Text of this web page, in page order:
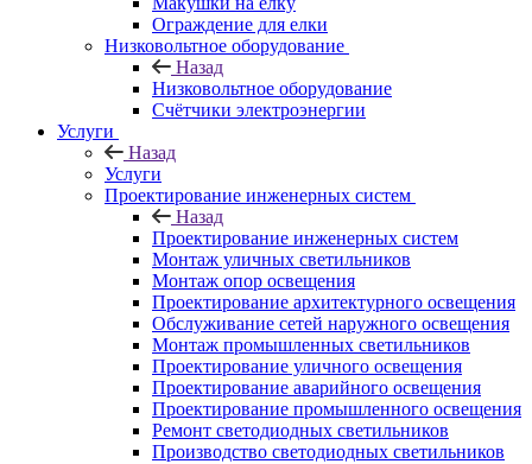
Ограждение для елки
Низковольтное оборудование
Назад
Низковольтное оборудование
Счётчики электроэнергии
Услуги
Назад
Услуги
Проектирование инженерных систем
Назад
Проектирование инженерных систем
Монтаж уличных светильников
Монтаж опор освещения
Проектирование архитектурного освещения
Обслуживание сетей наружного освещения
Монтаж промышленных светильников
Проектирование уличного освещения
Проектирование аварийного освещения
Проектирование промышленного освещения
Ремонт светодиодных светильников
Производство светодиодных светильников